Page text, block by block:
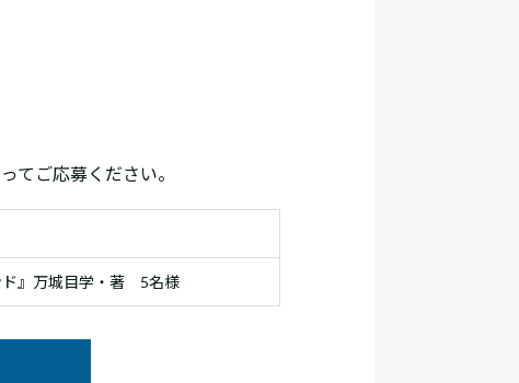
てご応募ください。
ド』万城目学・著 5名様